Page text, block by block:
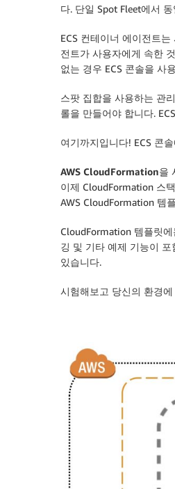
다. 단일 Spot Fleet에서
ECS 컨테이너 에이전트
전트가 사용자에게 속한
없는 경우 ECS 콘솔을 사
스팟 집합을 사용하는 관
롤을 만들어야 합니다.
여기까지입니다! ECS 콘
AWS CloudFormation을
이제 CloudFormation 스
AWS CloudFormation 템
CloudFormation 템플릿
깅 및 기타 예제 기능이 포
있습니다.
시험해보고 당신의 환경